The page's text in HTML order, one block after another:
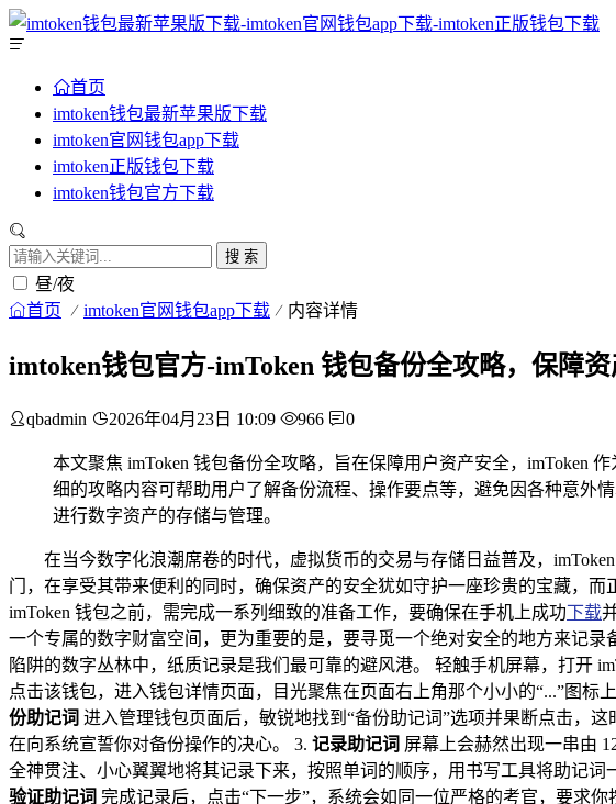
首页
imtoken钱包最新苹果版下载
imtoken官网钱包app下载
imtoken正版钱包下载
imtoken钱包官方下载
搜 索
昼/夜
首页 imtoken官网钱包app下载 内容详情
imtoken钱包官方-imToken 钱包备份全攻略，保障
qbadmin 2026年04月23日 10:09 966 0
本文聚焦 imToken 钱包备份全攻略，旨在保障用户资产安全，imToken
细的攻略内容可帮助用户了解备份流程、操作要点等，避免因各种意外
进行数字资产的存储与管理。
在当今数字化浪潮席卷的时代，虚拟货币的交易与存储日益普及，
门，在享受其带来便利的同时，确保资产的安全犹如守护一座珍贵的宝藏，
imToken 钱包之前，需完成一系列细致的准备工作，要确保在手机上成功下载
一个专属的数字财富空间，更为重要的是，要寻觅一个绝对安全的地方来记
陷阱的数字丛林中，纸质记录是我们最可靠的避风港。 轻触手机屏幕，打开
点击该钱包，进入钱包详情页面，目光聚焦在页面右上角那个小小的“...”图
份助记词 进入管理钱包页面后，敏锐地找到“备份助记词”选项并果断点击，
在向系统宣誓你对备份操作的决心。 3. 记录助记词 屏幕上会赫然出现一串由
全神贯注、小心翼翼地将其记录下来，按照单词的顺序，用书写工具将助记
验证助记词 完成记录后，点击“下一步”，系统会如同一位严格的考官，要求